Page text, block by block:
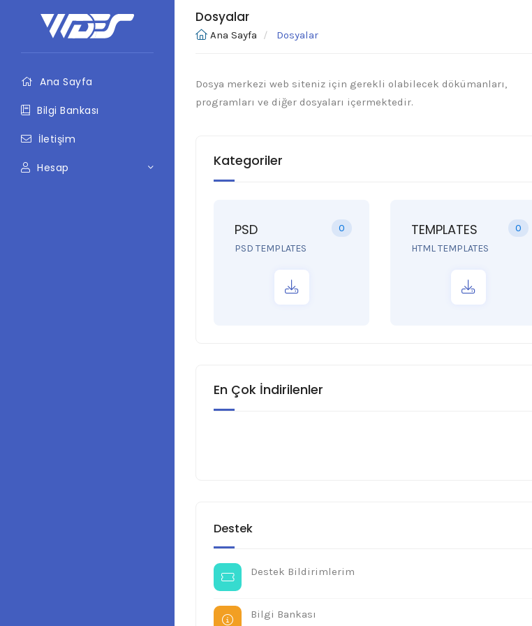
Ana Sayfa
Bilgi Bankası
İletişim
Hesap
Dosyalar
Ana Sayfa Dosyalar
Destek
Destek Bildirimlerim
Bilgi Bankası
Dosya merkezi web siteniz için gerekli olabilecek dökümanları,
programları ve diğer dosyaları içermektedir.
Kategoriler
PSD
PSD TEMPLATES
0 TEMPLATES
HTML TEMPLATES
0
En Çok İndirilenler